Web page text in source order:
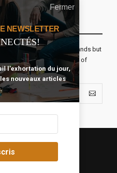
Chaque Matin
not in seeking new lands but
have secret destinations of
Fermer
NEWSLETTER
l'exhortation du jour,
nouveaux articles